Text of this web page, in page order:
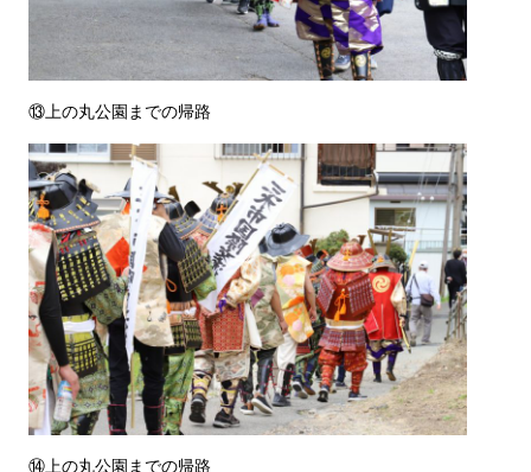
⑬上の丸公園までの帰路
⑭上の丸公園までの帰路